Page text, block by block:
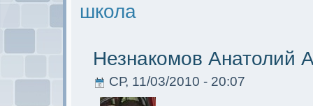
школа
Незнакомoв Анатолий
СР, 11/03/2010 - 20:07